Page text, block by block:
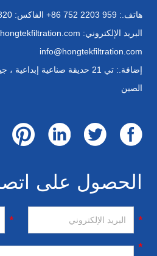
هاتف.: +86 752 2203 959 الفاكس:
البريد الإلكتروني:
info@hongtekfiltration.com
إضافة.: تي 21 حديقة صناعية
الصين
الحصول على